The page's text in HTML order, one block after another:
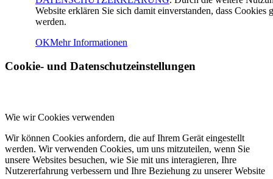
Website erklären Sie sich damit einverstanden, dass Cookies
werden.
OKMehr Informationen
Cookie- und Datenschutzeinstellungen
Wie wir Cookies verwenden
Wir können Cookies anfordern, die auf Ihrem Gerät eingestellt
werden. Wir verwenden Cookies, um uns mitzuteilen, wenn Sie
unsere Websites besuchen, wie Sie mit uns interagieren, Ihre
Nutzererfahrung verbessern und Ihre Beziehung zu unserer Website